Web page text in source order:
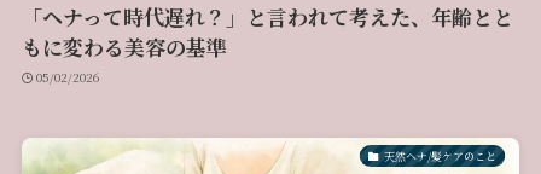
「ヘナって時代遅れ？」と言われて考えた、年齢とと
もに変わる美容の基準
05/02/2026
天然ヘナ/髪ケアのこと